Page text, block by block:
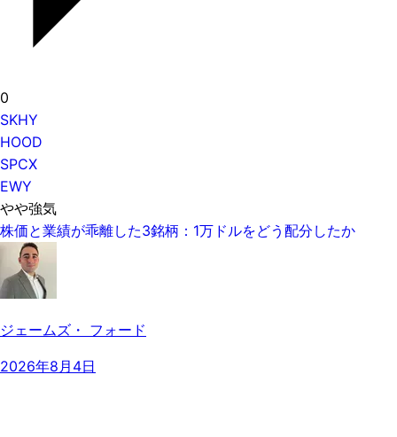
0
SKHY
HOOD
SPCX
EWY
やや強気
株価と業績が乖離した3銘柄：1万ドルをどう配分したか
ジェームズ・ フォード
2026年8月4日